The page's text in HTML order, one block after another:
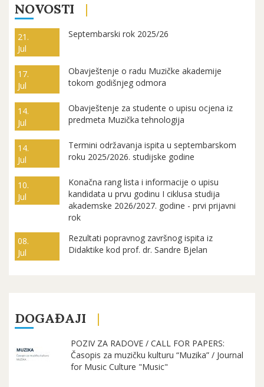
NOVOSTI
21.
Jul
Septembarski rok 2025/26
17.
Jul
Obavještenje o radu Muzičke akademije
tokom godišnjeg odmora
14.
Jul
Obavještenje za studente o upisu ocjena iz
predmeta Muzička tehnologija
14.
Jul
Termini održavanja ispita u septembarskom
roku 2025/2026. studijske godine
10.
Jul
Konačna rang lista i informacije o upisu
kandidata u prvu godinu I ciklusa studija
akademske 2026/2027. godine - prvi prijavni
rok
08.
Jul
Rezultati popravnog završnog ispita iz
Didaktike kod prof. dr. Sandre Bjelan
DOGAĐAJI
POZIV ZA RADOVE / CALL FOR PAPERS:
Časopis za muzičku kulturu “Muzika” / Journal
for Music Culture "Music"